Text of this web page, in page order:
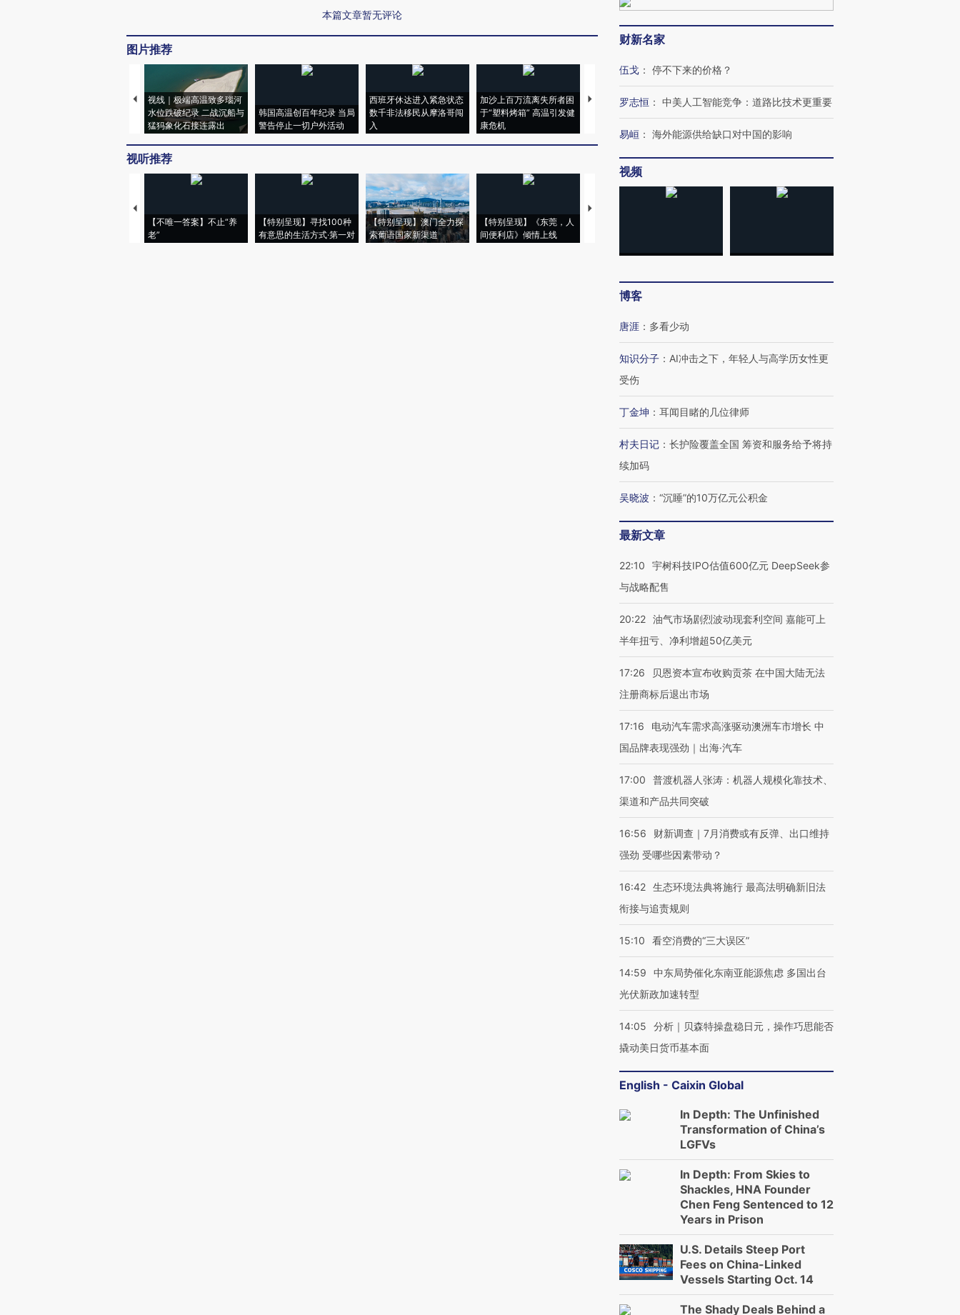
本篇文章暂无评论
图片推荐
视线｜极端高温致多瑙河
水位跌破纪录 二战沉船与
猛犸象化石接连露出
韩国高温创百年纪录 当局
警告停止一切户外活动
西班牙休达进入紧急状态
数千非法移民从摩洛哥闯
入
加沙上百万流离失所者困
于“塑料烤箱” 高温引发健
康危机
视线｜HYROX的吸金
马航飞行员跨国走私7万
视线｜被称为“蟑螂”的印
视听推荐
【不唯一答案】不止“养
老”
【特别呈现】寻找100种
有意思的生活方式·第一对
【特别呈现】澳门全力探
索葡语国家新渠道
【特别呈现】《东莞，人
间便利店》倾情上线
【推广】走进第四届链博
财新名家
伍戈 ： 停不下来的价格？
罗志恒 ： 中美人工智能竞争：道路比技术更重要
易峘 ： 海外能源供给缺口对中国的影响
视频
博客
唐涯 ： 多看少动
知识分子 ： AI冲击之下，年轻人与高学历女性更
受伤
丁金坤 ： 耳闻目睹的几位律师
村夫日记 ： 长护险覆盖全国 筹资和服务给予将持
续加码
吴晓波 ： “沉睡”的10万亿元公积金
最新文章
22:10
宇树科技IPO估值600亿元 DeepSeek参
与战略配售
20:22 油气市场剧烈波动现套利空间 嘉能可上
半年扭亏、净利增超50亿美元
17:26
贝恩资本宣布收购贡茶 在中国大陆无法
注册商标后退出市场
17:16
电动汽车需求高涨驱动澳洲车市增长 中
国品牌表现强劲｜出海·汽车
17:00
普渡机器人张涛：机器人规模化靠技术、
渠道和产品共同突破
16:56
财新调查｜7月消费或有反弹、出口维持
强劲 受哪些因素带动？
16:42 生态环境法典将施行 最高法明确新旧法
衔接与追责规则
15:10 看空消费的“三大误区”
14:59
中东局势催化东南亚能源焦虑 多国出台
光伏新政加速转型
14:05
分析｜贝森特操盘稳日元，操作巧思能否
撬动美日货币基本面
English - Caixin Global
In Depth: The Unfinished
Transformation of China’s
LGFVs
In Depth: From Skies to
Shackles, HNA Founder
Chen Feng Sentenced to 12
Years in Prison
U.S. Details Steep Port
Fees on China-Linked
Vessels Starting Oct. 14
The Shady Deals Behind a